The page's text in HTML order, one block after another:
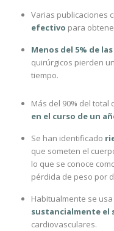
Varias publicaciones
efectivo para
Menos del 5% de
quirúrgicos pierden
tiempo.
Más del 90% del
en el curso de un
Se han identificado
que someten el
lo que se conoce
pérdida de peso por
Habitualmente se
sustancialmente el
cardiovasculares.